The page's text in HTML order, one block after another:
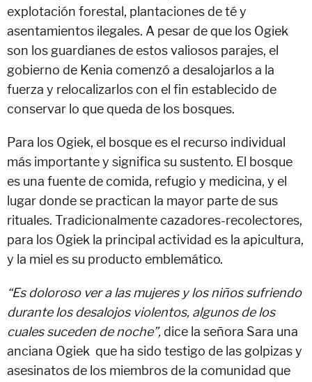
explotación forestal, plantaciones de té y
asentamientos ilegales. A pesar de que los Ogiek
son los guardianes de estos valiosos parajes, el
gobierno de Kenia comenzó a desalojarlos a la
fuerza y relocalizarlos con el fin establecido de
conservar lo que queda de los bosques.
Para los Ogiek, el bosque es el recurso individual
más importante y significa su sustento. El bosque
es una fuente de comida, refugio y medicina, y el
lugar donde se practican la mayor parte de sus
rituales. Tradicionalmente cazadores-recolectores,
para los Ogiek la principal actividad es la apicultura,
y la miel es su producto emblemático.
“Es doloroso ver a las mujeres y los niños sufriendo
durante los desalojos violentos, algunos de los
cuales suceden de noche”,dice la señora Sara una
anciana Ogiek que ha sido testigo de las golpizas y
asesinatos de los miembros de la comunidad que